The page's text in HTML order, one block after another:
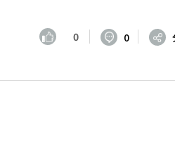
0 0